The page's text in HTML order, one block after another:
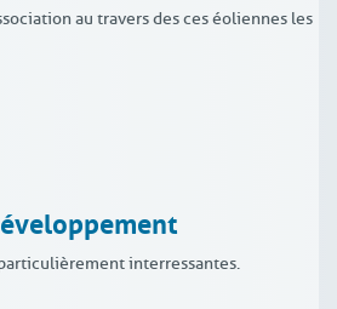
au travers des ces éoliennes les
interressantes.